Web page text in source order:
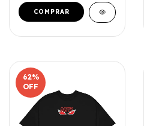
COMPRAR
62%
OFF